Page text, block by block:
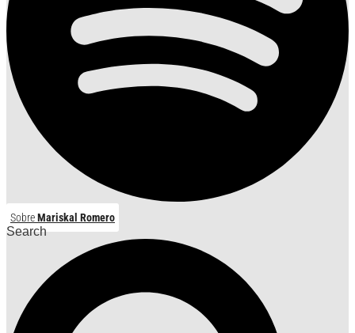
SobreMariskal Romero
Search